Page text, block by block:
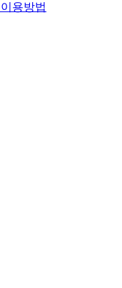
용방법